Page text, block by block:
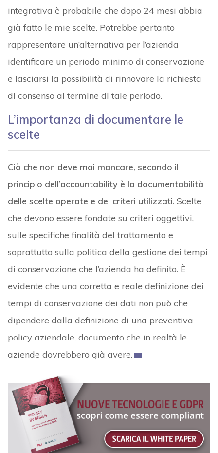
integrativa è probabile che dopo 24 mesi abbia
già fatto le mie scelte. Potrebbe pertanto
rappresentare un’alternativa per l’azienda
identificare un periodo minimo di conservazione
e lasciarsi la possibilità di rinnovare la richiesta
di consenso al termine di tale periodo.
L’importanza di documentare le
scelte
Ciò che non deve mai mancare, secondo il
principio dell’accountability è la documentabilità
delle scelte operate e dei criteri utilizzati. Scelte
che devono essere fondate su criteri oggettivi,
sulle specifiche finalità del trattamento e
soprattutto sulla politica della gestione dei tempi
di conservazione che l’azienda ha definito. È
evidente che una corretta e reale definizione dei
tempi di conservazione dei dati non può che
dipendere dalla definizione di una preventiva
policy aziendale, documento che in realtà le
aziende dovrebbero già avere.